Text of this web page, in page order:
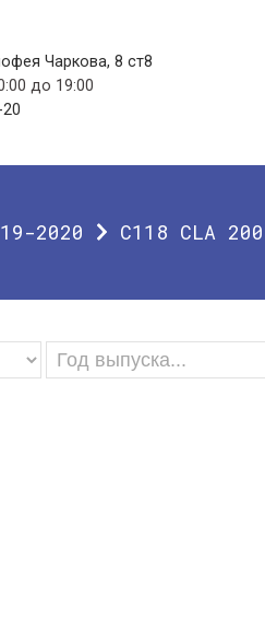
Чаркова, 8 ст8
до 19:00
2020 C118 CLA